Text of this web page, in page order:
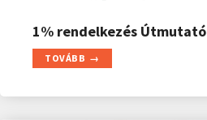
1% rendelkezés Útmutató
TOVÁBB